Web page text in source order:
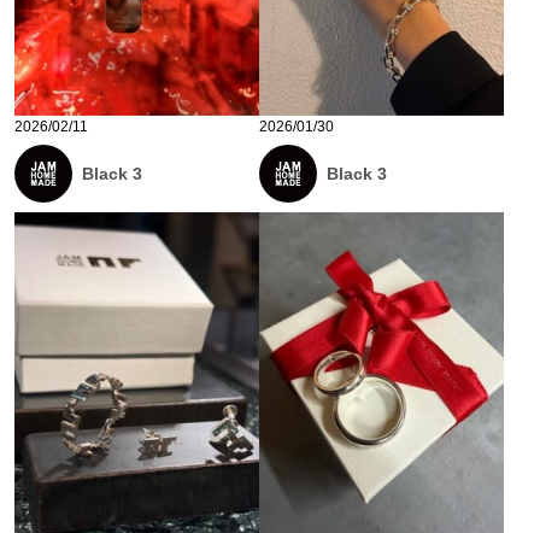
2026/02/11
Black 3
2026/01/30
Black 3